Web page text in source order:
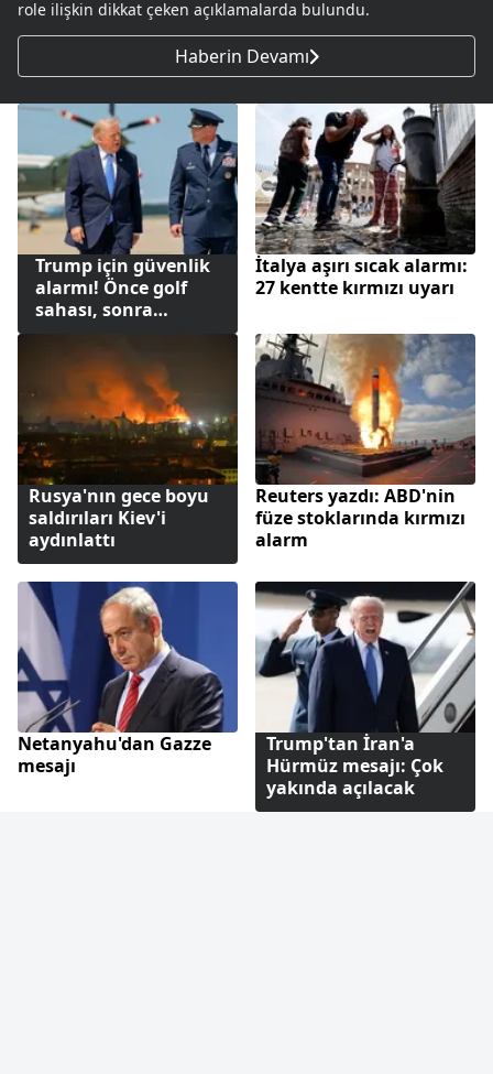
role ilişkin dikkat çeken açıklamalarda bulundu.
Haberin Devamı
Trump için güvenlik
alarmı! Önce golf
sahası, sonra
İtalya aşırı sıcak alarmı:
27 kentte kırmızı uyarı
Rusya'nın gece boyu
saldırıları Kiev'i
aydınlattı
Reuters yazdı: ABD'nin
füze stoklarında kırmızı
alarm
Trump'tan İran'a
Hürmüz mesajı: Çok
yakında açılacak
Netanyahu'dan Gazze
mesajı